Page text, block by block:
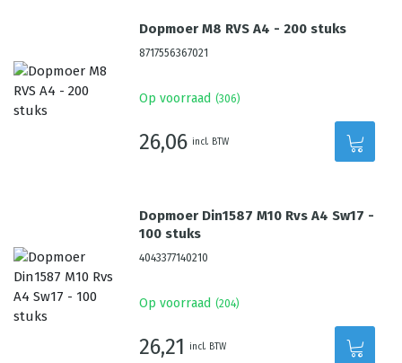
Dopmoer M8 RVS A4 - 200 stuks
8717556367021
Op voorraad (306)
26,06 incl. BTW
Dopmoer Din1587 M10 Rvs A4 Sw17 -
100 stuks
4043377140210
Op voorraad (204)
26,21 incl. BTW